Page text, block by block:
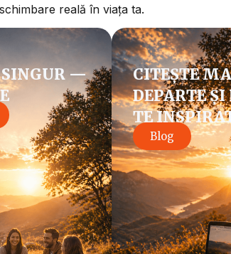
reală în viața ta.
SINGUR —
CITEȘTE
DEPARTE
TE
Blog